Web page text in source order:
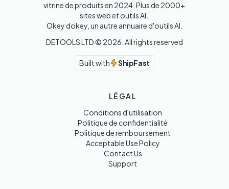
vitrine de produits en 2024. Plus de 2000+
sites web et outils AI.
Okey dokey, un autre annuaire d'outils AI.
DETOOLS LTD © 2026 . All rights reserved
Built with ShipFast
LÉGAL
Conditions d'utilisation
Politique de confidentialité
Politique de remboursement
Acceptable Use Policy
Contact Us
Support